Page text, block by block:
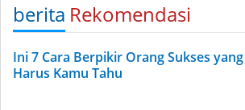
berita Rekomendasi
Ini 7 Cara Berpikir Orang Sukses yang
Harus Kamu Tahu